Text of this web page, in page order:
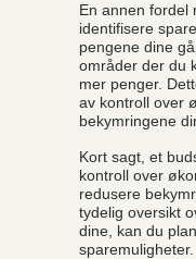
En annen fordel
identifisere
pengene dine
områder der du
mer penger.
av kontroll over
bekymringene
Kort sagt, et
kontroll over
redusere
tydelig oversikt
dine, kan du